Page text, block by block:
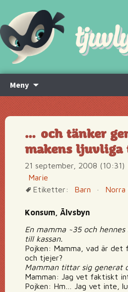
Meny
innehåll
… och tänker
makens ljuvliga
21 september, 2008 (10:31)
Marie
Etiketter:
Barn · Norra
Konsum, Älvsbyn
En mamma ~35 och
till kassan.
Pojken: Mamma, vad är det
och tjejer?
Mamman tittar sig generat
Mamman: Jag vet faktiskt
Pojken: Hm… Jag vet inte,